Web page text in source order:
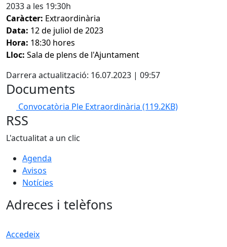
2033 a les 19:30h
Caràcter: Extraordinària
Data: 12 de juliol de 2023
Hora: 18:30 hores
Lloc: Sala de plens de l'Ajuntament
Darrera actualització: 16.07.2023 | 09:57
Documents
Convocatòria Ple Extraordinària (119.2KB)
RSS
L'actualitat a un clic
Agenda
Avisos
Notícies
Adreces i telèfons
Accedeix